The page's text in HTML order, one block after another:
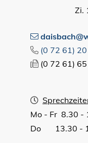
Zi.
(0 72 61) 20
(0 72 61) 65
Mo - Fr 8.30 -
Do 13.30 -